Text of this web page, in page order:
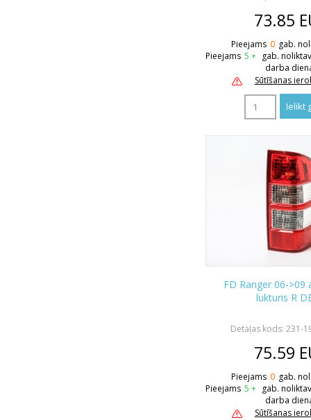
73.85
Pieejams 0 gab.
Pieejams 5 + gab.
darba
Sūtīšanas
FD Ranger 06->09
lukturis R
Detaļas kods: 231-
75.59
Pieejams 0 gab.
Pieejams 5 + gab.
darba
Sūtīšanas